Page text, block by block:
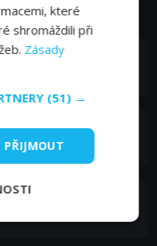
které
shromáždili při
Zásady
(51) →
PŘIJMOUT